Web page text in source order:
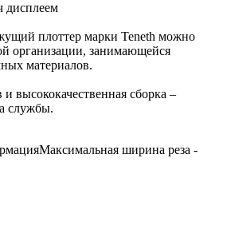
дисплеем
плоттер марки Teneth можно
организации, занимающейся
материалов.
высококачественная сборка –
службы.
Максимальная ширина реза -